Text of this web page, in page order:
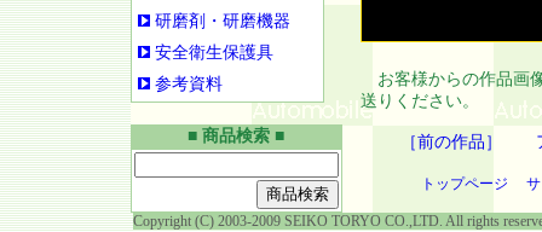
お客様からの作品画
送りください。
［前の作品］
トップページ
研磨剤・研磨機器
安全衛生保護具
参考資料
■ 商品検索 ■
Copyright (C) 2003-2009 SEIKO TORYO CO.,LTD. All rights